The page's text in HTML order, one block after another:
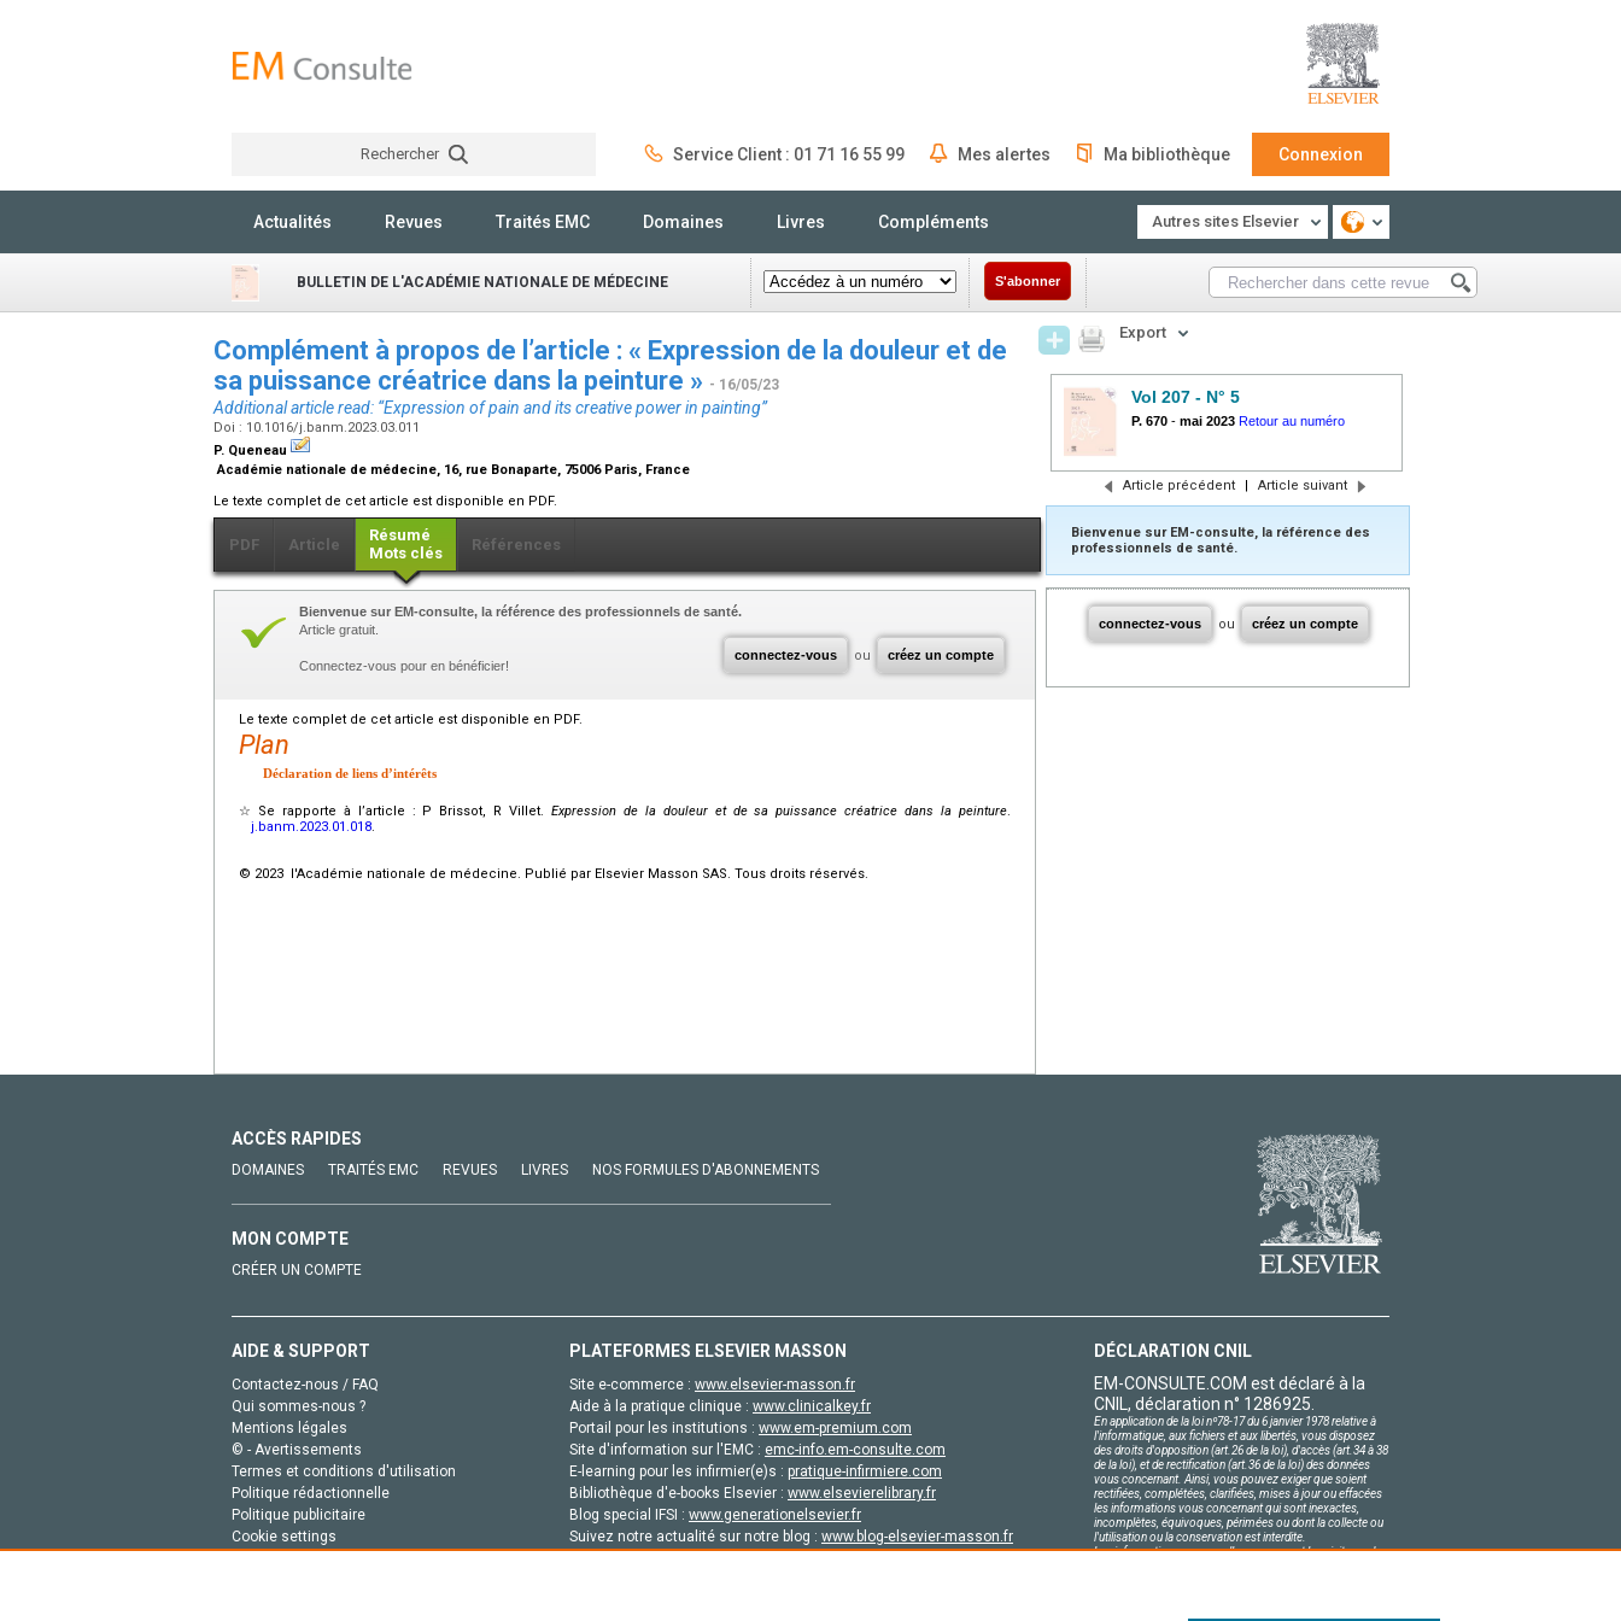
Rechercher Service Client : 01 71 16 55 99 Mes alertes Ma bibliothèque Connexion
Actualités Revues Traités EMC Domaines Livres Compléments Autres sites Elsevier
BULLETIN DE L'ACADÉMIE NATIONALE DE MÉDECINE S'abonner
Complément à propos de l’article : « Expression de la douleur et de
sa puissance créatrice dans la peinture » - 16/05/23
Additional article read: “Expression of pain and its creative power in painting”
Doi : 10.1016/j.banm.2023.03.011
P. Queneau
Académie nationale de médecine, 16, rue Bonaparte, 75006 Paris, France
Le texte complet de cet article est disponible en PDF.
PDF Article
Résumé
Mots clés
Références
connectez-vous ou créez un compte
Bienvenue sur EM-consulte, la référence des professionnels de santé.
Article gratuit.
Connectez-vous pour en bénéficier!
Le texte complet de cet article est disponible en PDF.
Plan
Déclaration de liens d’intérêts
☆ Se rapporte à l’article : P Brissot, R Villet.Expression de la douleur et de sa puissance créatrice dans la peinture.
j.banm.2023.01.018.
© 2023 l'Académie nationale de médecine. Publié par Elsevier Masson SAS. Tous droits réservés.
Export
Vol 207 - N° 5
P. 670 - mai 2023 Retour au numéro
Article précédent | Article suivant
Bienvenue sur EM-consulte, la référence des
professionnels de santé.
connectez-vous ou créez un compte
ACCÈS RAPIDES
DOMAINES TRAITÉS EMC REVUES LIVRES NOS FORMULES D'ABONNEMENTS
MON COMPTE
CRÉER UN COMPTE
AIDE & SUPPORT
Contactez-nous / FAQ
Qui sommes-nous ?
Mentions légales
© - Avertissements
Termes et conditions d'utilisation
Politique rédactionnelle
Politique publicitaire
Cookie settings
PLATEFORMES ELSEVIER MASSON
Site e-commerce : www.elsevier-masson.fr
Aide à la pratique clinique : www.clinicalkey.fr
Portail pour les institutions : www.em-premium.com
Site d'information sur l'EMC : emc-info.em-consulte.com
E-learning pour les infirmier(e)s : pratique-infirmiere.com
Bibliothèque d'e-books Elsevier : www.elsevierelibrary.fr
Blog special IFSI : www.generationelsevier.fr
Suivez notre actualité sur notre blog : www.blog-elsevier-masson.fr
DÉCLARATION CNIL
EM-CONSULTE.COM est déclaré à la
CNIL, déclaration n° 1286925.
En application de la loi nº78-17 du 6 janvier 1978 relative à
l'informatique, aux fichiers et aux libertés, vous disposez
des droits d'opposition (art.26 de la loi), d'accès (art.34 à 38
de la loi), et de rectification (art.36 de la loi) des données
vous concernant. Ainsi, vous pouvez exiger que soient
rectifiées, complétées, clarifiées, mises à jour ou effacées
les informations vous concernant qui sont inexactes,
incomplètes, équivoques, périmées ou dont la collecte ou
l'utilisation ou la conservation est interdite.
Les informations personnelles concernant les visiteurs de